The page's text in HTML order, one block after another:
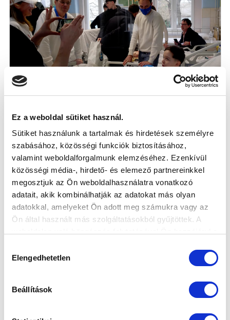
Ez a weboldal sütiket használ.
Sütiket használunk a tartalmak és hirdetések személyre
szabásához, közösségi funkciók biztosításához,
valamint weboldalforgalmunk elemzéséhez. Ezenkívül
közösségi média-, hirdető- és elemező partnereinkkel
megosztjuk az Ön weboldalhasználatra vonatkozó
adatait, akik kombinálhatják az adatokat más olyan
adatokkal, amelyeket Ön adott meg számukra vagy az
Ön által használt más szolgáltatásokból gyűjtöttek. A
kiválasztása
Elengedhetetlen
Beállítások
GYERMEKKÓRHÁZBAN (VIDEÓ)
Játékosaink a Heim Pál Gyermekkórházban jártak,
számukra is különleges alkalom v...
KÖVETKEZŐ MÉRKŐZÉS
SÁNDOR KÁROLY LABDARÚGÓ AKADÉMIA